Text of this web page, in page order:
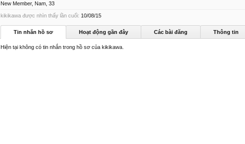
New Member, Nam, 33
kikikawa được nhìn thấy lần cuối: 10/08/15
Tin nhắn hồ sơ Hoạt động gần đây Các bài đăng Thông tin
Hiện tại không có tin nhắn trong hồ sơ của kikikawa.